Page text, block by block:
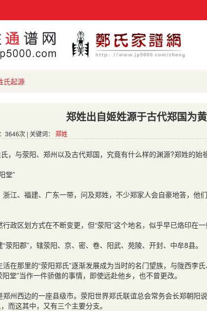
氏起源
郑姓出自姬姓源于古代郑国为
3646次 | 关键词： 郑姓
氏，与荥阳、郑州以及古代郑国，究竟有什么样的渊源?郑姓的始
堂”
江、福建、广东一带，问及郑姓，不少郑家人会自豪地答，他
政区划方式在不断变更，但“荥阳”这个地名，似乎早已烙印在一
“荥阳郡”，辖荥阳、京、密、卷、阳武、苑陵、开封、中牟8县。
活在那里的“荥阳郑氏”逐渐发展成为当时的名门望族，与陇西李
堂”当作一件骄傲的事情，即使远赴他乡，也不曾更改。
郑州西边的一座县级市。荥阳世界郑氏联谊总会常务会长郑朝阳
而这其中，又有三个主要分支。